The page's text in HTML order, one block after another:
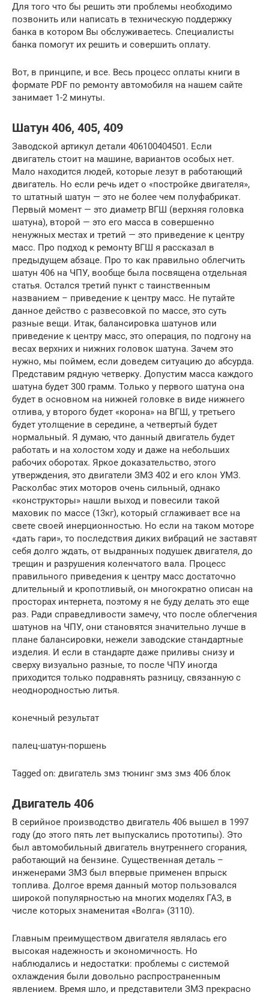
Для того что бы решить эти проблемы необходимо
позвонить или написать в техническую поддержку
банка в котором Вы обслуживаетесь. Специалисты
банка помогут их решить и совершить оплату.
Вот, в принципе, и все. Весь процесс оплаты книги в
формате PDF по ремонту автомобиля на нашем сайте
занимает 1-2 минуты.
Шатун 406, 405, 409
Заводской артикул детали 406100404501. Если
двигатель стоит на машине, вариантов особых нет.
Мало находится людей, которые лезут в работающий
двигатель. Но если речь идет о «постройке двигателя»,
то штатный шатун — это не более чем полуфабрикат.
Первый момент — это диаметр ВГШ (верхняя головка
шатуна), второй — это его масса в совершенно
ненужных местах и третий — это приведение к центру
масс. Про подход к ремонту ВГШ я рассказал в
предыдущем абзаце. Про то как правильно облегчить
шатун 406 на ЧПУ, вообще была посвящена отдельная
статья. Остался третий пункт с таинственным
названием – приведение к центру масс. Не путайте
данное действо с развесовкой по массе, это суть
разные вещи. Итак, балансировка шатунов или
приведение к центру масс, это операция, по подгону на
весах верхних и нижних головок шатуна. Зачем это
нужно, мы поймем, если доведем ситуацию до абсурда.
Представим рядную четверку. Допустим масса каждого
шатуна будет 300 грамм. Только у первого шатуна она
будет в основном на нижней головке в виде нижнего
отлива, у второго будет «корона» на ВГШ, у третьего
будет утолщение в середине, а четвертый будет
нормальный. Я думаю, что данный двигатель будет
работать и на холостом ходу и даже на небольших
рабочих оборотах. Яркое доказательство, этого
утверждения, это двигатели ЗМЗ 402 и его клон УМЗ.
Расколбас этих моторов очень сильный, однако
«конструкторы» нашли выход и повесили такой
маховик по массе (13кг), который сглаживает все на
свете своей инерционностью. Но если на таком моторе
«дать гари», то последствия диких вибраций не заставят
себя долго ждать, от выдранных подушек двигателя, до
трещин и разрушения коленчатого вала. Процесс
правильного приведения к центру масс достаточно
длительный и кропотливый, он многократно описан на
просторах интернета, поэтому я не буду делать это еще
раз. Ради справедливости замечу, что после облегчения
шатунов на ЧПУ, они становятся значительно лучше в
плане балансировки, нежели заводские стандартные
изделия. И если в стандарте даже приливы снизу и
сверху визуально разные, то после ЧПУ иногда
приходится только подравнять разницу, связанную с
неоднородностью литья.
конечный результат
палец-шатун-поршень
Tagged on: двигатель змз тюнинг змз змз 406 блок
Двигатель 406
В серийное производство двигатель 406 вышел в 1997
году (до этого пять лет выпускались прототипы). Это
был автомобильный двигатель внутреннего сгорания,
работающий на бензине. Существенная деталь –
инженерами ЗМЗ был впервые применен впрыск
топлива. Долгое время данный мотор пользовался
широкой популярностью на многих моделях ГАЗ, в
числе которых знаменитая «Волга» (3110).
Главным преимуществом двигателя являлась его
высокая надежность и экономичность. Но
наблюдались и недостатки: проблемы с системой
охлаждения были довольно распространенным
явлением. Время шло, и представители ЗМЗ прекрасно